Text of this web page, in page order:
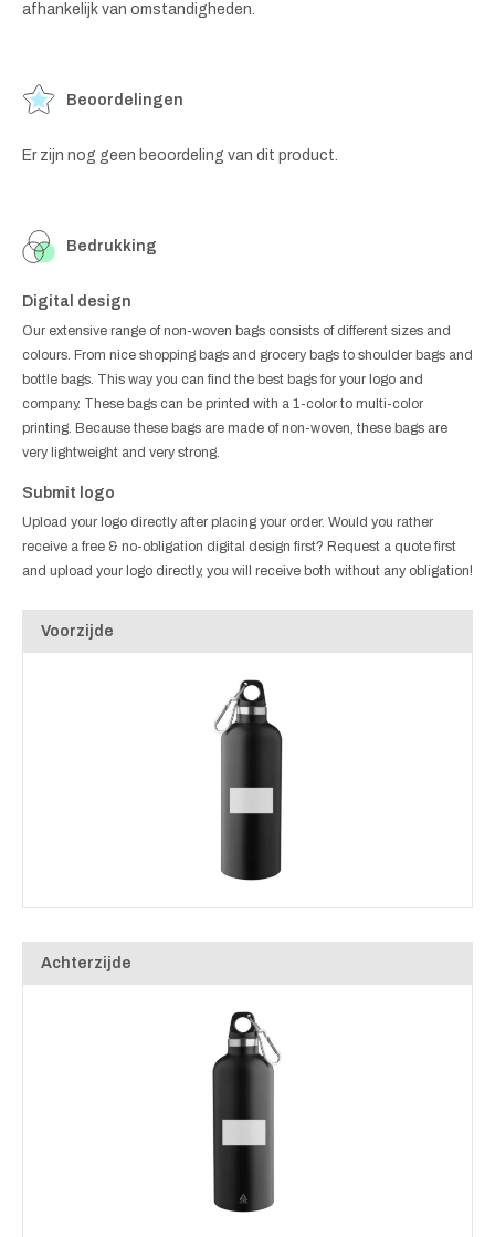
afhankelijk van omstandigheden.
Beoordelingen
Er zijn nog geen beoordeling van dit product.
Bedrukking
Digital design
Our extensive range of non-woven bags consists of different sizes and
colours. From nice shopping bags and grocery bags to shoulder bags and
bottle bags. This way you can find the best bags for your logo and
company. These bags can be printed with a 1-color to multi-color
printing. Because these bags are made of non-woven, these bags are
very lightweight and very strong.
Submit logo
Upload your logo directly after placing your order. Would you rather
receive a free & no-obligation digital design first? Request a quote first
and upload your logo directly, you will receive both without any obligation!
Voorzijde
Achterzijde